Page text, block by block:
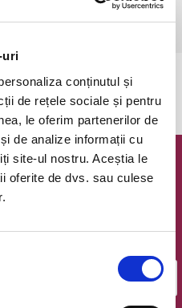
uri
conținutul și
de rețele sociale și pentru
le oferim partenerilor de
de analize informații cu
site-ul nostru. Aceștia le
oferite de dvs. sau culese
rugamintea de a va prezenta
spectacolului.
a expirat.
Bilete.ro